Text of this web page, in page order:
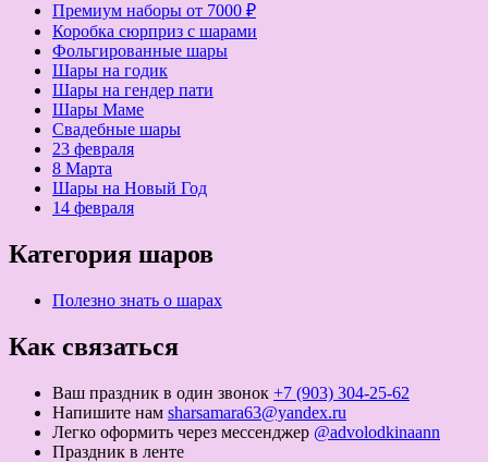
Премиум наборы от 7000 ₽
Коробка сюрприз с шарами
Фольгированные шары
Шары на годик
Шары на гендер пати
Шары Маме
Свадебные шары
23 февраля
8 Марта
Шары на Новый Год
14 февраля
Категория шаров
Полезно знать о шарах
Как связаться
Ваш праздник в один звонок +7 (903) 304-25-62
Напишите нам sharsamara63@yandex.ru
Легко оформить через мессенджер @advolodkinaann
Праздник в ленте